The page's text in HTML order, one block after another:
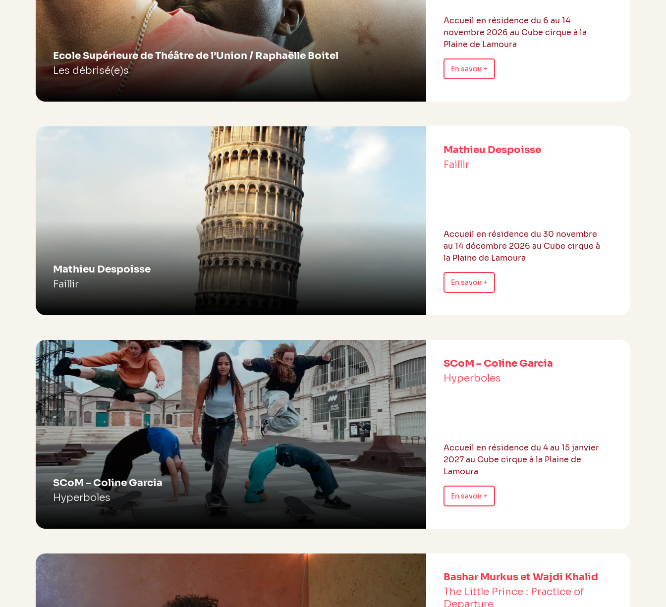
Ecole Supérieure de Théâtre de l’Union / Raphaëlle Boitel
Les débrisé(e)s
Accueil en résidence du 6 au 14
novembre 2026 au Cube cirque à la
Plaine de Lamoura
En savoir +
Mathieu Despoisse
Faillir
Mathieu Despoisse
Faillir
Accueil en résidence du 30 novembre
au 14 décembre 2026 au Cube cirque à
la Plaine de Lamoura
En savoir +
SCoM – Coline Garcia
Hyperboles
SCoM – Coline Garcia
Hyperboles
Accueil en résidence du 4 au 15 janvier
2027 au Cube cirque à la Plaine de
Lamoura
En savoir +
Bashar Murkus et Wajdi Khalid
The Little Prince : Practice of
Departure